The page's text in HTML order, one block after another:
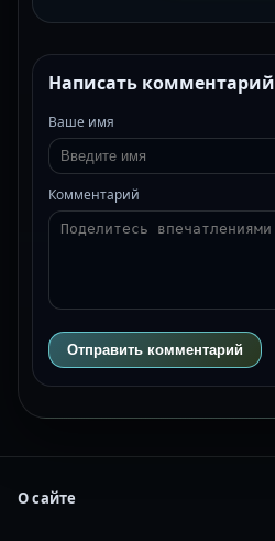
Написать комментарий
Ваше имя
Комментарий
Отправить комментарий
О сайте